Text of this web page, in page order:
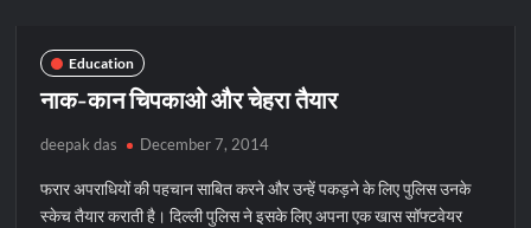
है
Education
नाक-कान चिपकाओ और चेहरा तैयार
deepak das December 7, 2014
फरार अपराधियों की पहचान साबित करने और उन्हें पकड़ने के लिए पुलिस उनके
स्केच तैयार कराती है। दिल्ली पुलिस ने इसके लिए अपना एक खास सॉफ्टवेयर